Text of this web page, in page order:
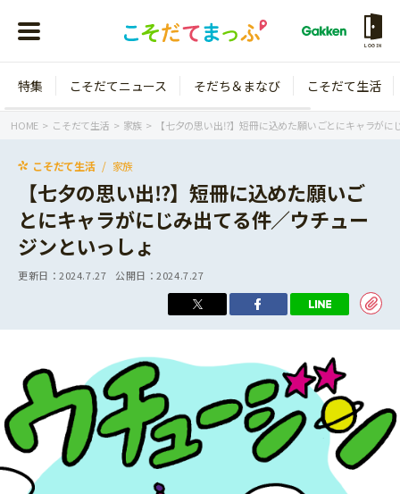
LOGIN
年齢から探す
3歳
年中
年長
小学1年生
小学2年生
小学3年生
小学4年生
小学5年生
小学6年生
イベント
ニュース
そだち＆まなび
ワーク・ドリル
幼稚園・保育園
こそだて生活
住まい
こそだてマンガ
特集 こそだてニュース そだち＆まなび こそだて生活
HOME こそだて生活 家族 【七夕の思い出⁉】短冊に込めた願いごとにキャラが
こそだて生活 家族
【七夕の思い出⁉】短冊に込めた願いご
とにキャラがにじみ出てる件／ウチュー
ジンといっしょ
更新日：2024.7.27 公開日：2024.7.27